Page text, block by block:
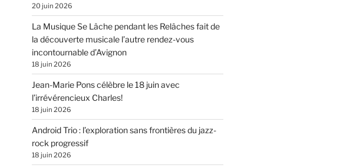
20 juin 2026
La Musique Se Lâche pendant les Relâches fait de
la découverte musicale l’autre rendez-vous
incontournable d’Avignon
18 juin 2026
Jean-Marie Pons célèbre le 18 juin avec
l’irrévérencieux Charles!
18 juin 2026
Android Trio : l’exploration sans frontières du jazz-
rock progressif
18 juin 2026